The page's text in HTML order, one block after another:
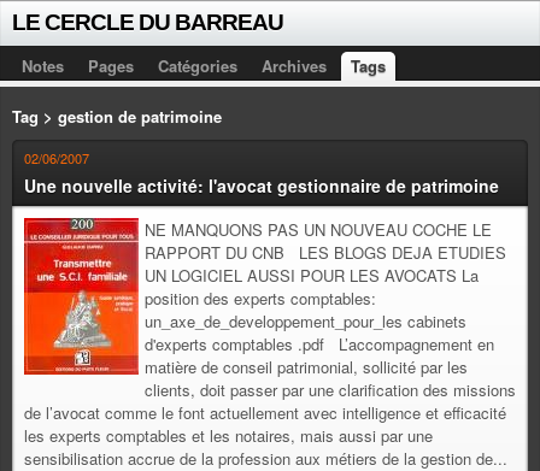
LE CERCLE DU BARREAU
Notes Pages Catégories Archives Tags
Tag > gestion de patrimoine
02/06/2007
Une nouvelle activité: l'avocat gestionnaire de patrimoine
NE MANQUONS PAS UN NOUVEAU COCHE LE
RAPPORT DU CNB LES BLOGS DEJA ETUDIES
UN LOGICIEL AUSSI POUR LES AVOCATS La
position des experts comptables:
un_axe_de_developpement_pour_les cabinets
d'experts comptables .pdf L’accompagnement en
matière de conseil patrimonial, sollicité par les
clients, doit passer par une clarification des missions
de l’avocat comme le font actuellement avec intelligence et efficacité
les experts comptables et les notaires, mais aussi par une
sensibilisation accrue de la profession aux métiers de la gestion de...